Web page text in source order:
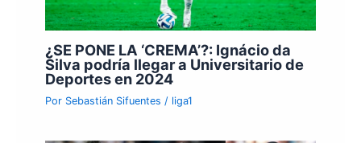
¿SE PONE LA ‘CREMA’?: Ignácio da
Silva podría llegar a Universitario de
Deportes en 2024
Por Sebastián Sifuentes / liga1